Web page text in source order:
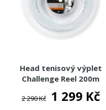
Head tenisový výplet
Challenge Reel 200m
2 290 Kč 1 299 Kč